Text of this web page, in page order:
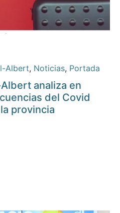
Albert, Noticias, Portada
analiza en
del Covid
provincia